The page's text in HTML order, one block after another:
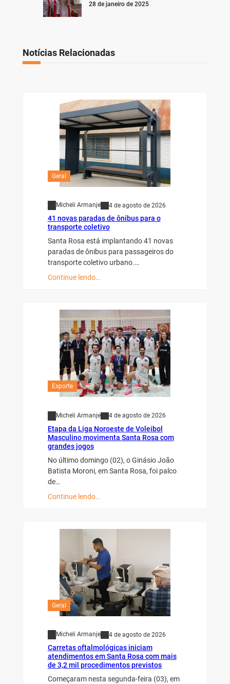
28 de janeiro de 2025
Notícias Relacionadas
Geral
Micheli Armanje 4 de agosto de 2026
41 novas paradas de ônibus para o
transporte coletivo
Santa Rosa está implantando 41 novas
paradas de ônibus para passageiros do
transporte coletivo urbano.…
Continue lendo…
Esporte
Micheli Armanje 4 de agosto de 2026
Etapa da Liga Noroeste de Voleibol
Masculino movimenta Santa Rosa com
grandes jogos
No último domingo (02), o Ginásio João
Batista Moroni, em Santa Rosa, foi palco
de…
Continue lendo…
Geral
Micheli Armanje 4 de agosto de 2026
Carretas oftalmológicas iniciam
atendimentos em Santa Rosa com mais
de 3,2 mil procedimentos previstos
Começaram nesta segunda-feira (03), em